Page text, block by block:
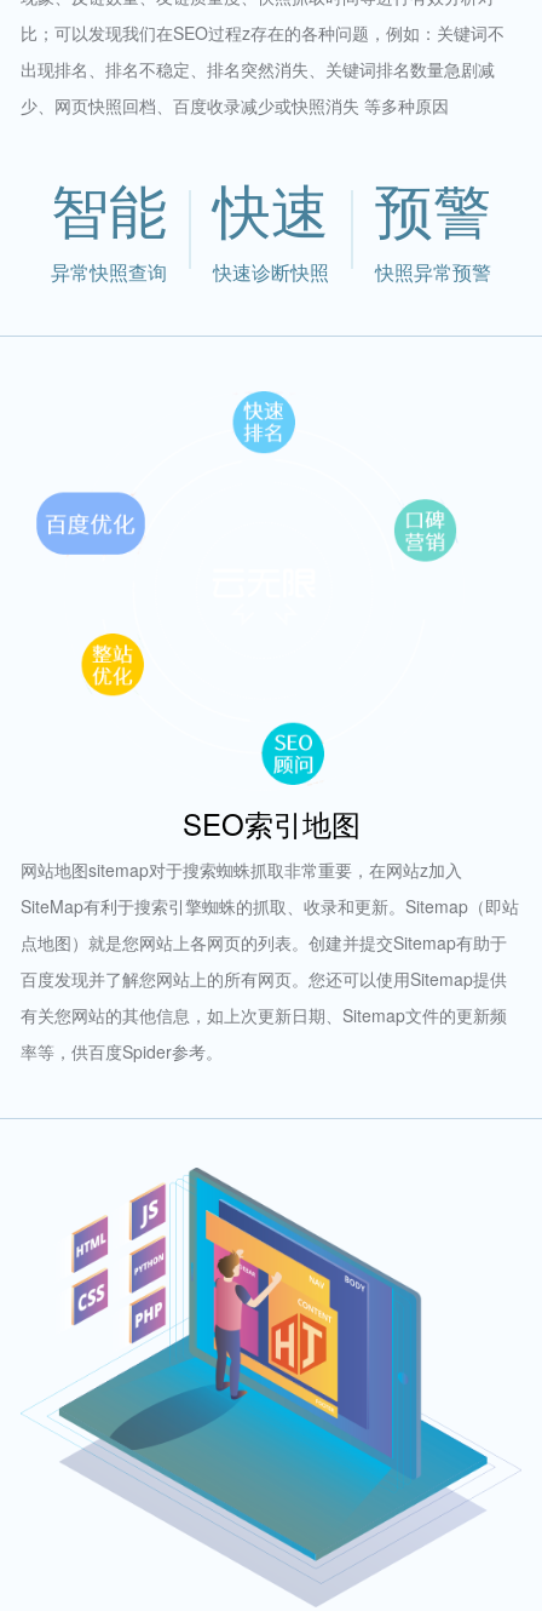
比；可以发现我们在SEO过程z存在的各种问题，例如：关键词不
出现排名、排名不稳定、排名突然消失、关键词排名数量急剧减
少、网页快照回档、百度收录减少或快照消失 等多种原因
智能
异常快照查询
快速
快速诊断快照
预警
快照异常预警
SEO索引地图
网站地图sitemap对于搜索蜘蛛抓取非常重要，在网站z加入
SiteMap有利于搜索引擎蜘蛛的抓取、收录和更新。Sitemap（即站
点地图）就是您网站上各网页的列表。创建并提交Sitemap有助于
百度发现并了解您网站上的所有网页。您还可以使用Sitemap提供
有关您网站的其他信息，如上次更新日期、Sitemap文件的更新频
率等，供百度Spider参考。